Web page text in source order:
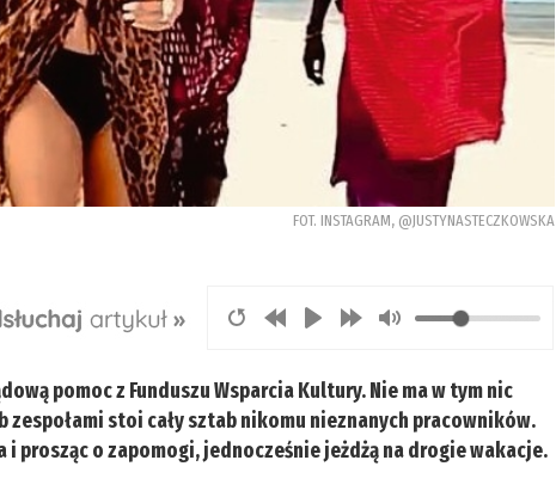
FOT. INSTAGRAM, @JUSTYNASTECZKOWSKA
pomoc z Funduszu Wsparcia Kultury. Nie ma w tym nic
stoi cały sztab nikomu nieznanych pracowników.
i prosząc o zapomogi, jednocześnie jeżdżą na drogie wakacje.